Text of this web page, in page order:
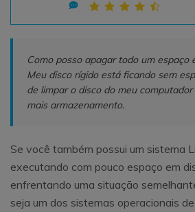
Repairit - Reparar Dados
UBackit - Backup de Dados
Como posso apagar todo um espaço
Meu disco rígido está ficando sem
de limpar o disco do meu
mais armazenamento.
Se você também possui um sistema
executando com pouco espaço em
enfrentando uma situação
seja um dos sistemas operacionais